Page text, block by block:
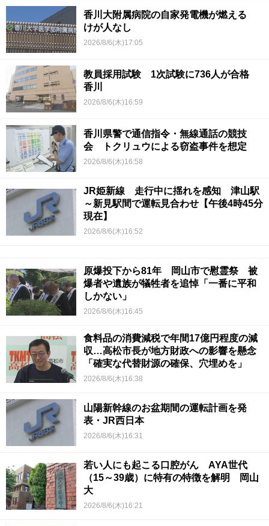
香川大附属病院の自家発電機が燃える
けが人なし
2026/8/6(木)17:05
教員採用試験 1次試験に736人が合格
香川
2026/8/6(木)16:59
香川県警で通信指令・無線通話の競技
会 トクリュウによる窃盗事件を想定
2026/8/6(木)16:58
JR姫新線 走行中に揺れを感知 津山駅
～新見駅間で運転見合わせ【午後4時45分
現在】
2026/8/6(木)16:52
原爆投下から81年 岡山市で慰霊祭 被
爆者や遺族が犠牲者を追悼「一番に平和
しかない」
2026/8/6(木)16:45
食料品の消費減税で年間17億円程度の減
収…高松市長が地方財政への影響を懸念
「確実な代替財源の確保、穴埋めを」
2026/8/6(木)16:38
山陽新幹線のお盆期間の運転計画を発
表・JR西日本
2026/8/6(木)16:31
若い人にも起こる口腔がん AYA世代
（15～39歳）に特有の特徴を解明 岡山
大
2026/8/6(木)16:21